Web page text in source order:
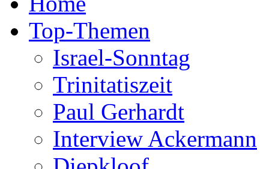
Top-Themen
Israel-Sonntag
Trinitatiszeit
Paul Gerhardt
Interview Ackermann